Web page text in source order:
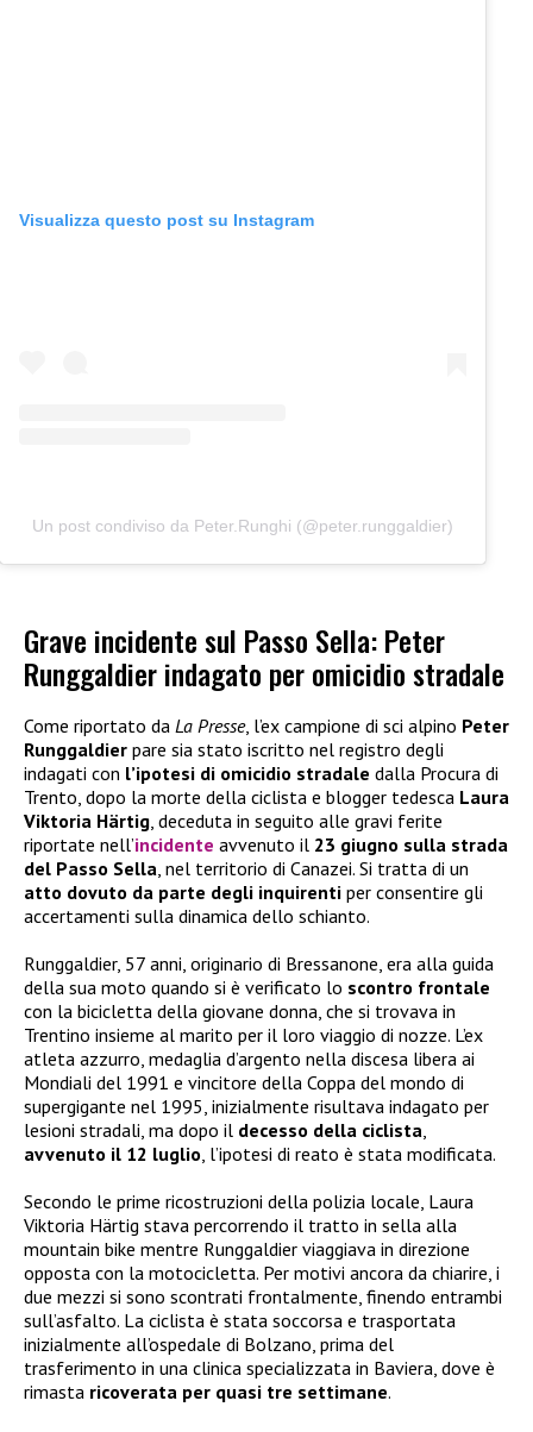
Visualizza questo post su Instagram
Un post condiviso da Peter.Runghi (@peter.runggaldier)
Grave incidente sul Passo Sella: Peter
Runggaldier indagato per omicidio stradale
Come riportato da La Presse, l’ex campione di sci alpino Peter
Runggaldier pare sia stato iscritto nel registro degli
indagati con l’ipotesi di omicidio stradale dalla Procura di
Trento, dopo la morte della ciclista e blogger tedesca Laura
Viktoria Härtig, deceduta in seguito alle gravi ferite
riportate nell’incidente avvenuto il 23 giugno sulla strada
del Passo Sella, nel territorio di Canazei. Si tratta di un
atto dovuto da parte degli inquirenti per consentire gli
accertamenti sulla dinamica dello schianto.
Runggaldier, 57 anni, originario di Bressanone, era alla guida
della sua moto quando si è verificato lo scontro frontale
con la bicicletta della giovane donna, che si trovava in
Trentino insieme al marito per il loro viaggio di nozze. L’ex
atleta azzurro, medaglia d’argento nella discesa libera ai
Mondiali del 1991 e vincitore della Coppa del mondo di
supergigante nel 1995, inizialmente risultava indagato per
lesioni stradali, ma dopo il decesso della ciclista,
avvenuto il 12 luglio, l’ipotesi di reato è stata modificata.
Secondo le prime ricostruzioni della polizia locale, Laura
Viktoria Härtig stava percorrendo il tratto in sella alla
mountain bike mentre Runggaldier viaggiava in direzione
opposta con la motocicletta. Per motivi ancora da chiarire, i
due mezzi si sono scontrati frontalmente, finendo entrambi
sull’asfalto. La ciclista è stata soccorsa e trasportata
inizialmente all’ospedale di Bolzano, prima del
trasferimento in una clinica specializzata in Baviera, dove è
rimasta ricoverata per quasi tre settimane.